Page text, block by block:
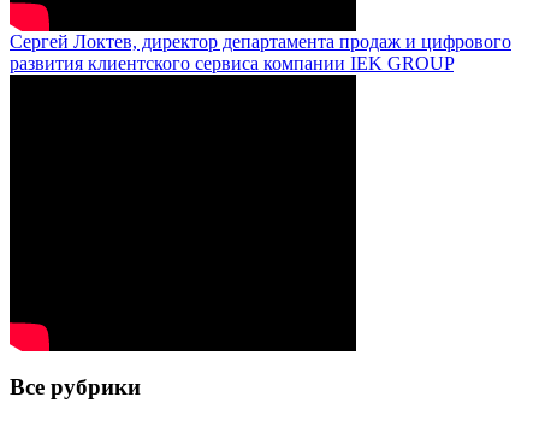
Сергей Локтев, директор департамента продаж и цифрового
развития клиентского сервиса компании IEK GROUP
Все рубрики